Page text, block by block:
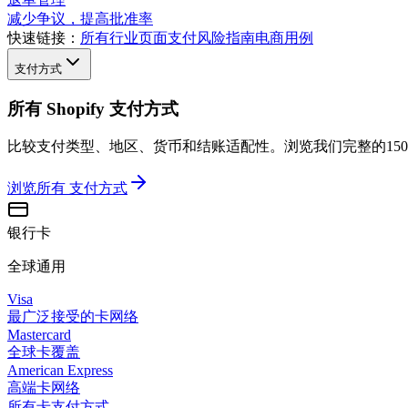
减少争议，提高批准率
快速链接： 所有行业页面支付风险指南电商用例
支付方式
所有 Shopify 支付方式
比较支付类型、地区、货币和结账适配性。浏览我们完整的
浏览所有 支付方式
银行卡
全球通用
Visa
最广泛接受的卡网络
Mastercard
全球卡覆盖
American Express
高端卡网络